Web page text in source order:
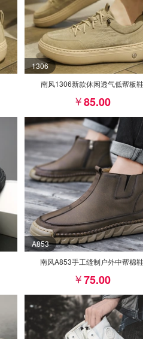
1306
南风1306新款休闲透气低帮板鞋
85.00
A853
南风A853手工缝制户外中帮棉
75.00